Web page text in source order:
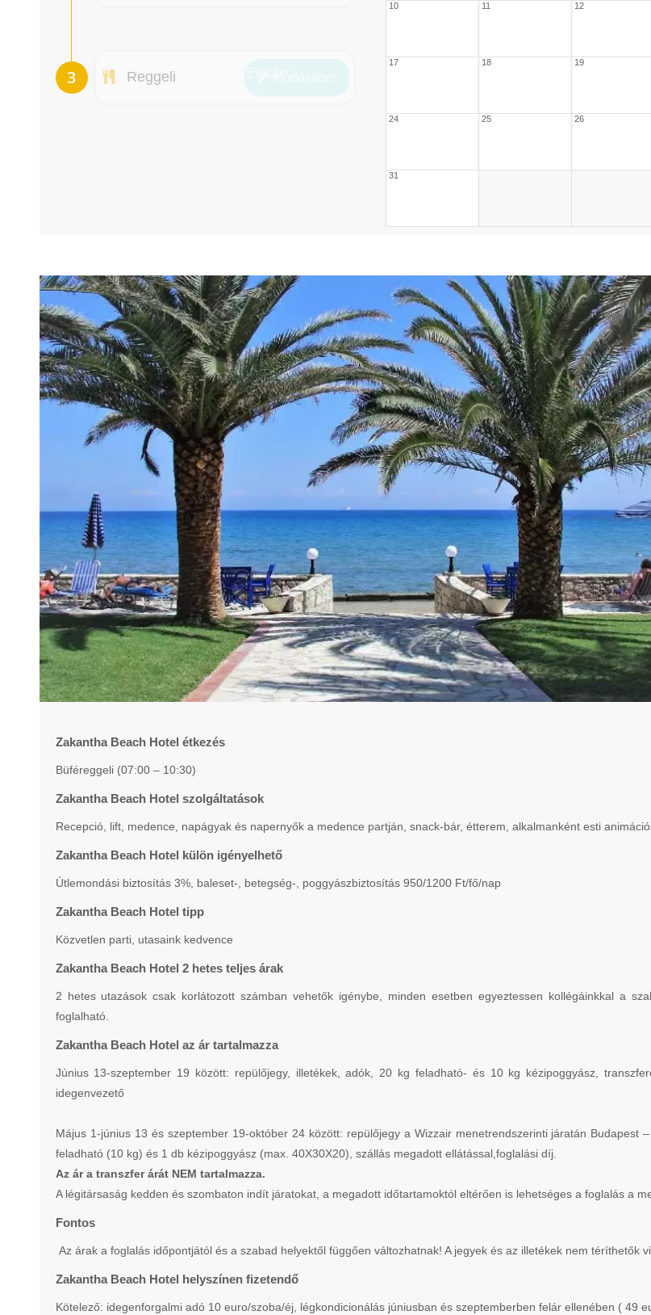
Reggeli
10 11 12
17 18 19
24 25 26
31
Zakantha Beach Hotel étkezés
Büféreggeli (07:00 – 10:30)
Zakantha Beach Hotel szolgáltatások
Recepció, lift, medence, napágyak és napernyők a medence partján, snack-bár, étterem, alkalmanként esti
Zakantha Beach Hotel külön igényelhető
Útlemondási biztosítás 3%, baleset-, betegség-, poggyászbiztosítás 950/1200 Ft/fő/nap
Zakantha Beach Hotel tipp
Közvetlen parti, utasaink kedvence
Zakantha Beach Hotel 2 hetes teljes árak
2 hetes utazások csak korlátozott számban vehetők igénybe, minden esetben egyeztessen kollégáinkkal a
foglalható.
Zakantha Beach Hotel az ár tartalmazza
Június 13-szeptember 19 között: repülőjegy, illetékek, adók, 20 kg feladható- és 10 kg kézipoggyász,
idegenvezető
Május 1-június 13 és szeptember 19-október 24 között: repülőjegy a Wizzair menetrendszerinti járatán
feladható (10 kg) és 1 db kézipoggyász (max. 40X30X20), szállás megadott ellátással,foglalási díj.
Az ár a transzfer árát NEM tartalmazza.
A légitársaság kedden és szombaton indít járatokat, a megadott időtartamoktól eltérően is lehetséges a foglalás a
Fontos
Az árak a foglalás időpontjától és a szabad helyektől függően változhatnak! A jegyek és az illetékek nem
Zakantha Beach Hotel helyszínen fizetendő
Kötelező: idegenforgalmi adó 10 euro/szoba/éj, légkondicionálás júniusban és szeptemberben felár ellenében ( 49